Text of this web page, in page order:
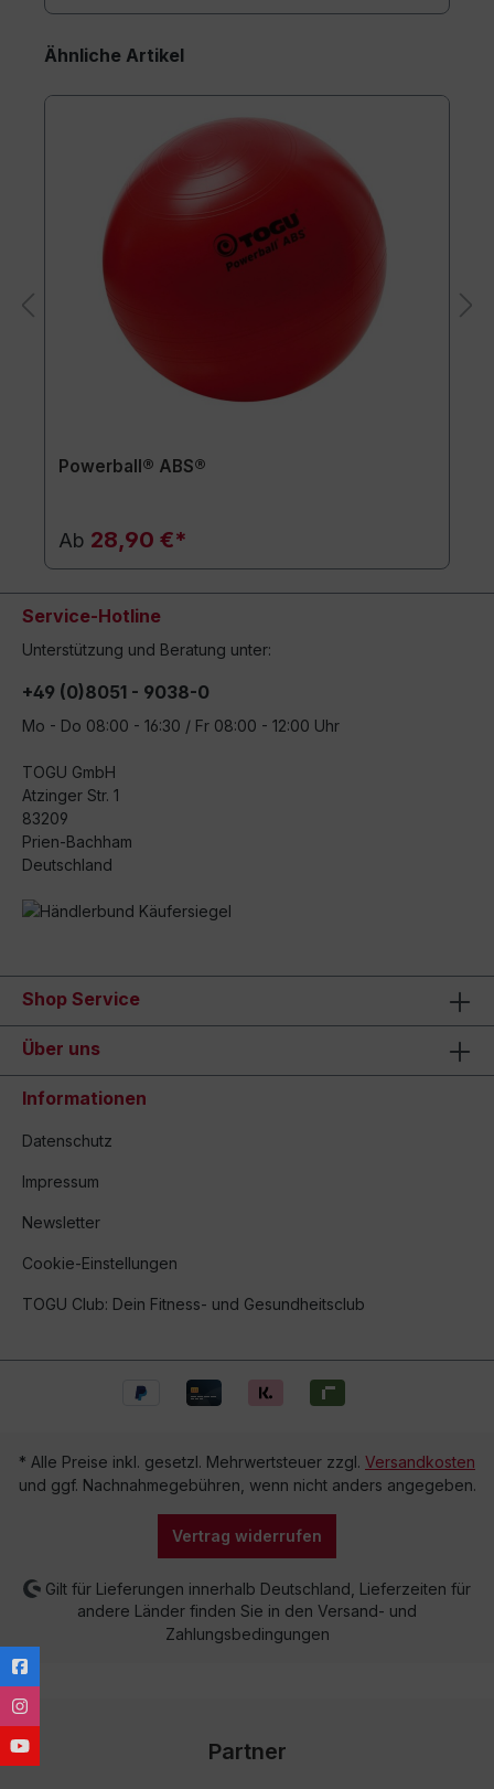
Ähnliche Artikel
Powerball® ABS®
Ab 28,90 €*
Service-Hotline
Unterstützung und Beratung unter:
+49 (0)8051 - 9038-0
Mo - Do 08:00 - 16:30 / Fr 08:00 - 12:00 Uhr
TOGU GmbH
Atzinger Str. 1
83209
Prien-Bachham
Deutschland
Shop Service
Über uns
Informationen
Datenschutz
Impressum
Newsletter
Cookie-Einstellungen
TOGU Club: Dein Fitness- und Gesundheitsclub
* Alle Preise inkl. gesetzl. Mehrwertsteuer zzgl. Versandkosten
und ggf. Nachnahmegebühren, wenn nicht anders angegeben.
Vertrag widerrufen
Gilt für Lieferungen innerhalb Deutschland, Lieferzeiten für
andere Länder finden Sie in den Versand- und
Zahlungsbedingungen
Partner